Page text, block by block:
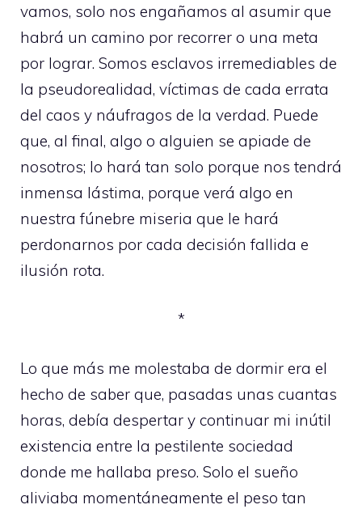
vamos, solo nos engañamos al asumir que
habrá un camino por recorrer o una meta
por lograr. Somos esclavos irremediables de
la pseudorealidad, víctimas de cada errata
del caos y náufragos de la verdad. Puede
que, al final, algo o alguien se apiade de
nosotros; lo hará tan solo porque nos tendrá
inmensa lástima, porque verá algo en
nuestra fúnebre miseria que le hará
perdonarnos por cada decisión fallida e
ilusión rota.
*
Lo que más me molestaba de dormir era el
hecho de saber que, pasadas unas cuantas
horas, debía despertar y continuar mi inútil
existencia entre la pestilente sociedad
donde me hallaba preso. Solo el sueño
aliviaba momentáneamente el peso tan